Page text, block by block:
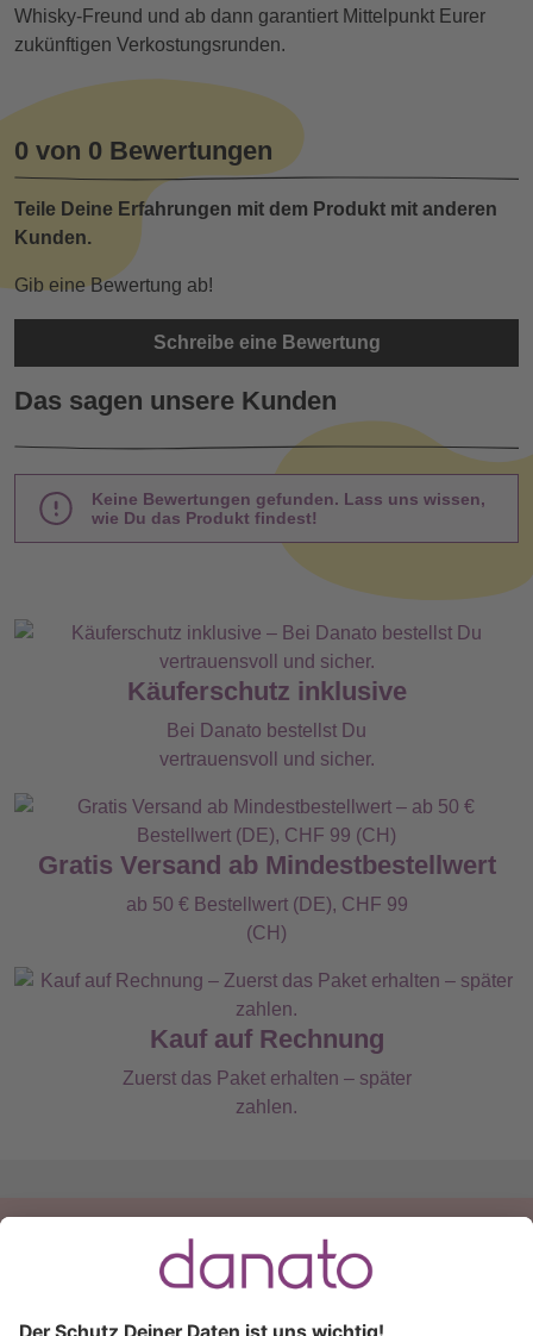
Whisky-Freund und ab dann garantiert Mittelpunkt Eurer
zukünftigen Verkostungsrunden.
0 von 0 Bewertungen
Teile Deine Erfahrungen mit dem Produkt mit anderen
Kunden.
Gib eine Bewertung ab!
Schreibe eine Bewertung
Das sagen unsere Kunden
Keine Bewertungen gefunden. Lass uns wissen,
wie Du das Produkt findest!
Käuferschutz inklusive
Bei Danato bestellst Du
vertrauensvoll und sicher.
Gratis Versand ab Mindestbestellwert
ab 50 € Bestellwert (DE), CHF 99
(CH)
Kauf auf Rechnung
Zuerst das Paket erhalten – später
zahlen.
Du hast eine Frage?
+49 (0) 511 51 56 0300
schreib uns eineE-Mail